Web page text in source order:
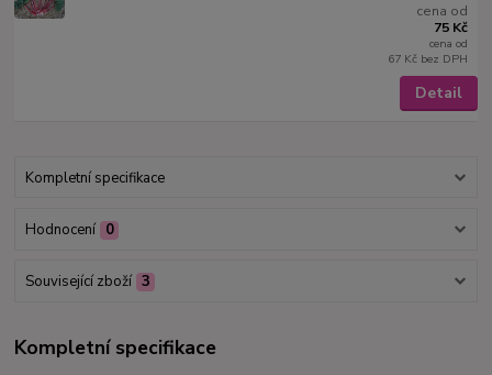
cena od
75 Kč
cena od
67 Kč bez DPH
Detail
Kompletní specifikace
Hodnocení 0
Související zboží 3
Kompletní specifikace